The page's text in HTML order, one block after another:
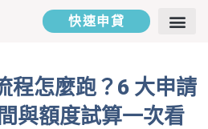
快速申貸
程怎麼跑？6 大申請
與額度試算一次看